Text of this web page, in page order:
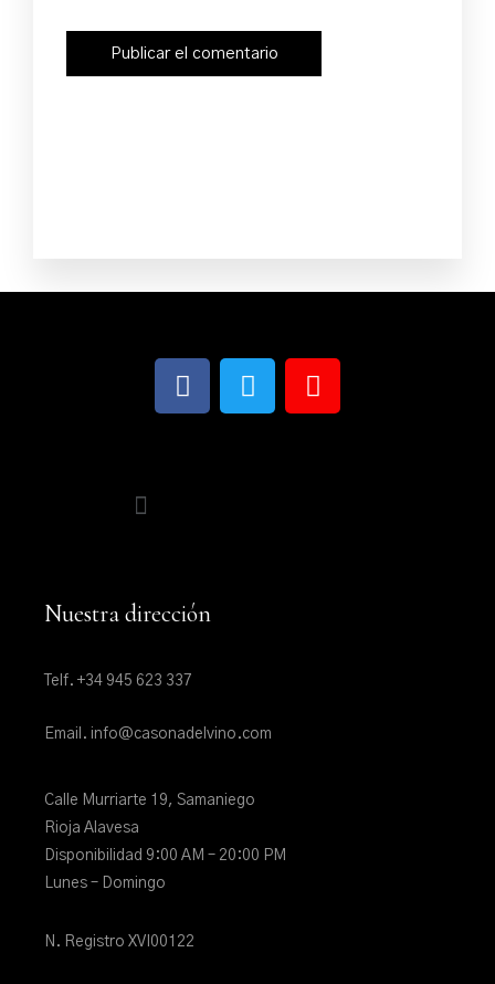
Nuestra dirección
Telf. +34 945 623 337
Email. info@casonadelvino.com
Calle Murriarte 19, Samaniego
Rioja Alavesa
Disponibilidad 9:00 AM – 20:00 PM
Lunes – Domingo
N. Registro XVI00122